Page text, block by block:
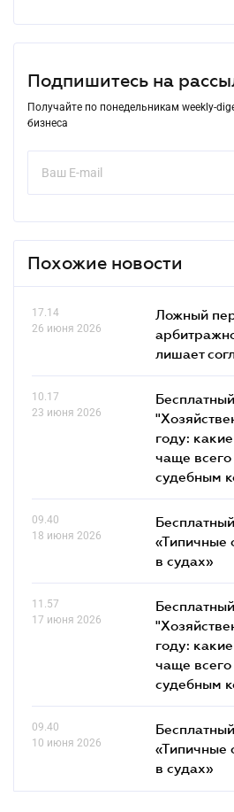
Подпишитесь на
Получайте по понедельникам weekly-
бизнеса
Похожие новости
17.14
26 июня 2026
Ложный
лишает
10.17
23 июня 2026
году:
чаще всего
судебным
09.40
18 июня 2026
«Типичные
в судах»
11.57
17 июня 2026
году:
чаще всего
судебным
09.40
10 июня 2026
«Типичные
в судах»